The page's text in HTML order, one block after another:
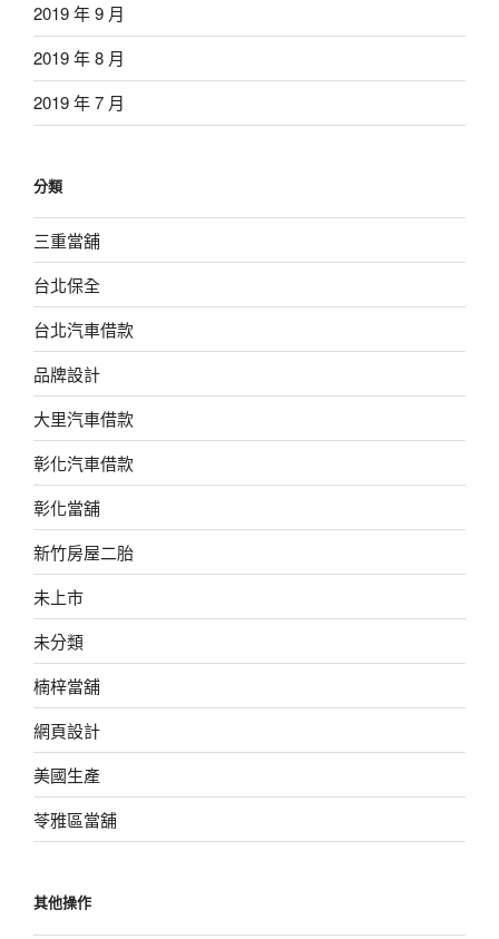
2019 年 9 月
2019 年 8 月
2019 年 7 月
分類
三重當舖
台北保全
台北汽車借款
品牌設計
大里汽車借款
彰化汽車借款
彰化當舖
新竹房屋二胎
未上市
未分類
楠梓當舖
網頁設計
美國生產
苓雅區當舖
其他操作